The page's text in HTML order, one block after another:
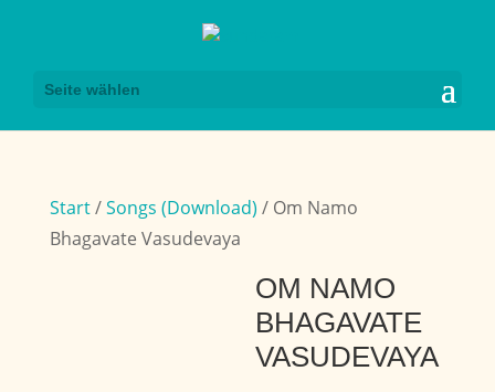
Seite wählen
Start/Songs (Download) / Om Namo
Bhagavate Vasudevaya
OM NAMO
BHAGAVATE
VASUDEVAYA